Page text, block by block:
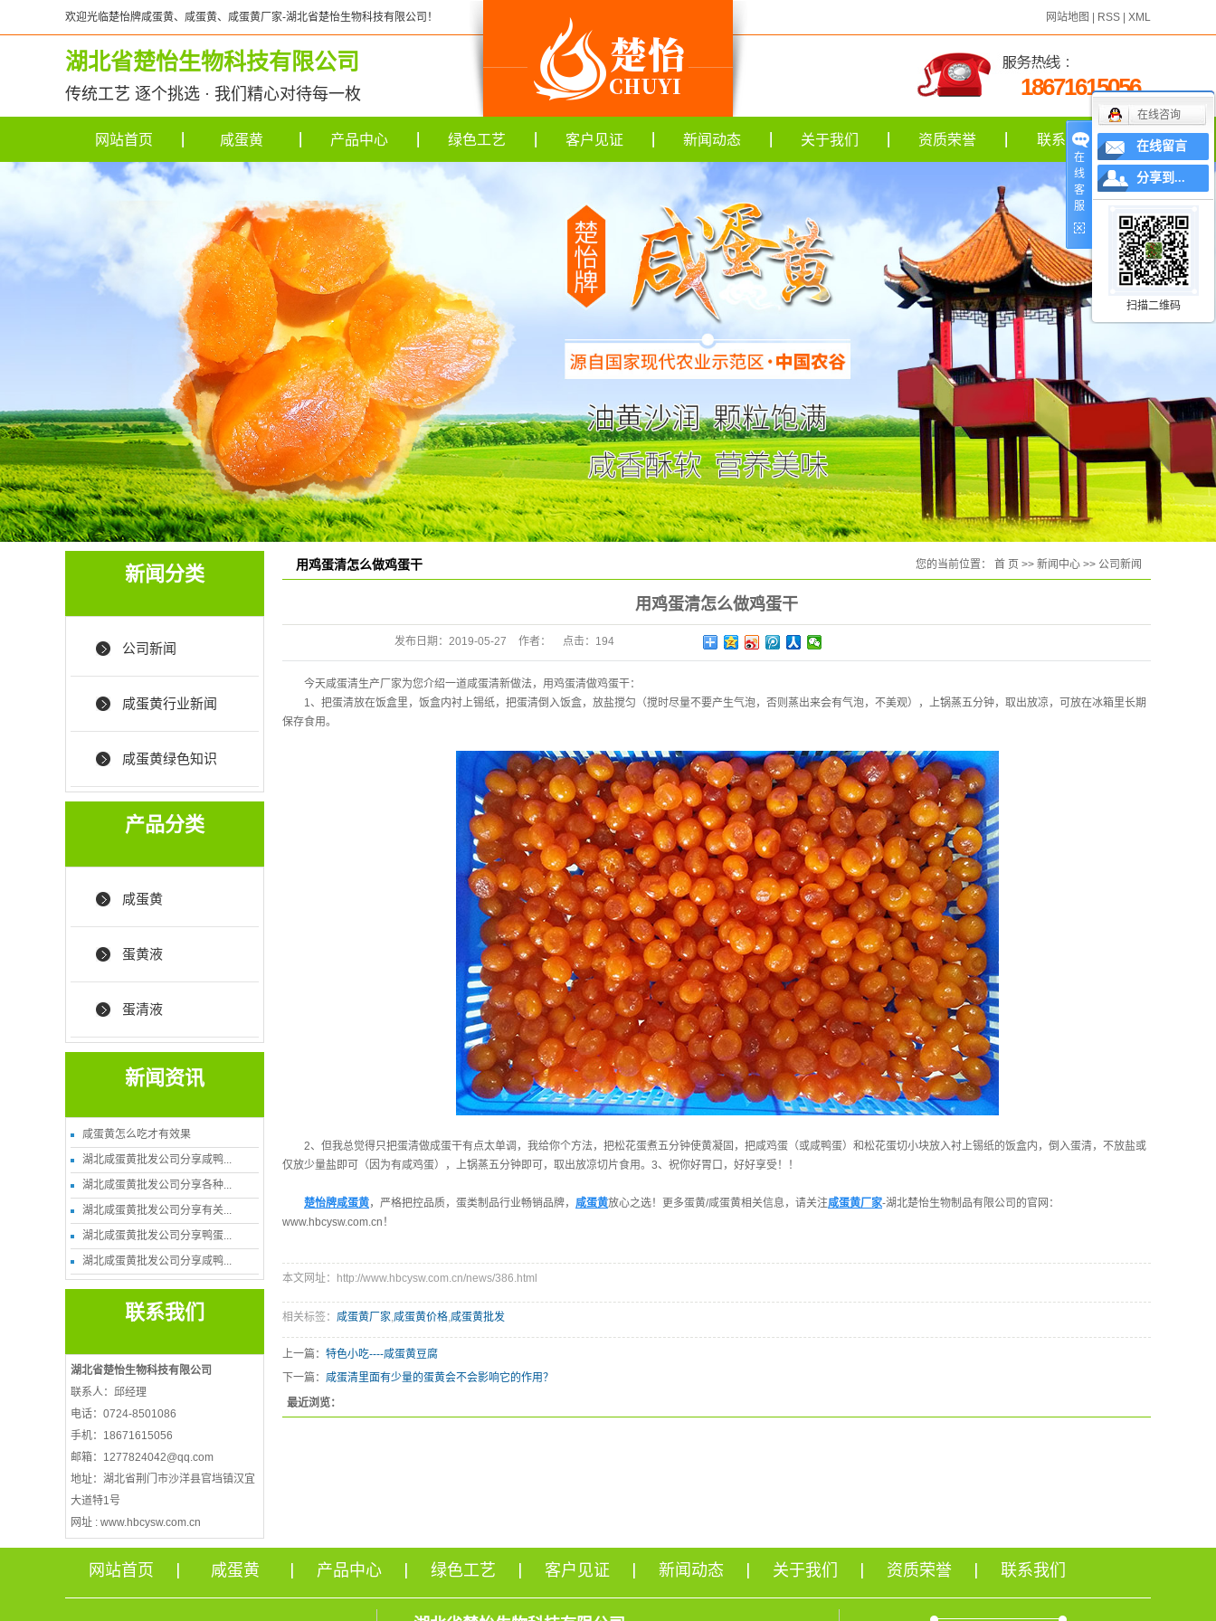
网站地图 RSS XML
欢迎光临楚怡牌咸蛋黄、咸蛋黄、咸蛋黄厂家-湖北省楚怡生物科技有限公司！
湖北省楚怡生物科技有限公司
传统工艺 逐个挑选 · 我们精心对待每一枚 18671615056
网站首页 咸蛋黄 产品中心
蛋黄液
蛋清液
绿色工艺 客户见证 新闻动态
公司新闻
咸蛋黄行业新闻
咸蛋黄绿色知识
关于我们 资质荣誉 联系我们
新闻分类
公司新闻
咸蛋黄行业新闻
咸蛋黄绿色知识
产品分类
咸蛋黄
蛋黄液
蛋清液
新闻资讯
咸蛋黄怎么吃才有效果
湖北咸蛋黄批发公司分享咸鸭...
湖北咸蛋黄批发公司分享各种...
湖北咸蛋黄批发公司分享有关...
湖北咸蛋黄批发公司分享鸭蛋...
湖北咸蛋黄批发公司分享咸鸭...
联系我们
湖北省楚怡生物科技有限公司
联系人：邱经理
电话：0724-8501086
手机：18671615056
邮箱：1277824042@qq.com
地址：湖北省荆门市沙洋县官垱镇汉宜
大道特1号
网址 : www.hbcysw.com.cn
用鸡蛋清怎么做鸡蛋干 您的当前位置： 首 页 >> 新闻中心 >> 公司新闻
用鸡蛋清怎么做鸡蛋干
发布日期： 2019-05-27 作者： 点击： 194
今天咸蛋清生产厂家为您介绍一道咸蛋清新做法，用鸡蛋清做鸡蛋干：
1、把蛋清放在饭盒里，饭盒内衬上锡纸，把蛋清倒入饭盒，放盐搅匀（搅时尽量不要产生气泡，否则蒸出来会有气泡，不美观），上锅蒸五分钟，取出放凉，可放在冰箱里长期
保存食用。
2、但我总觉得只把蛋清做成蛋干有点太单调，我给你个方法，把松花蛋煮五分钟使黄凝固，把咸鸡蛋（或咸鸭蛋）和松花蛋切小块放入衬上锡纸的饭盒内，倒入蛋清，不放盐或
仅放少量盐即可（因为有咸鸡蛋），上锅蒸五分钟即可，取出放凉切片食用。3、祝你好胃口，好好享受！！
楚怡牌咸蛋黄，严格把控品质，蛋类制品行业畅销品牌， 咸蛋黄放心之选！更多蛋黄/咸蛋黄相关信息，请关注咸蛋黄厂家-湖北楚怡生物制品有限公司的官网：
www.hbcysw.com.cn！
本文网址：http://www.hbcysw.com.cn/news/386.html
相关标签： 咸蛋黄厂家,咸蛋黄价格,咸蛋黄批发
上一篇： 特色小吃----咸蛋黄豆腐
下一篇： 咸蛋清里面有少量的蛋黄会不会影响它的作用？
最近浏览：
网站首页 咸蛋黄 产品中心 绿色工艺 客户见证 新闻动态 关于我们 资质荣誉 联系我们
在
线
客
服
在线咨询
在线留言
分享到...
扫描二维码